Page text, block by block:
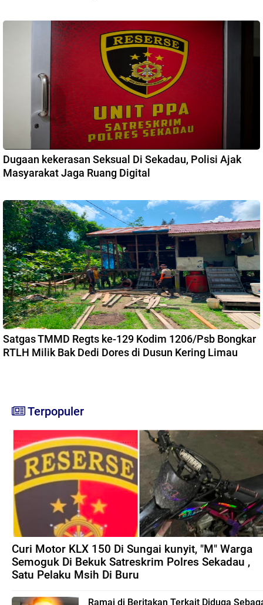
Dugaan kekerasan Seksual Di Sekadau, Polisi Ajak
Masyarakat Jaga Ruang Digital
Satgas TMMD Regts ke-129 Kodim 1206/Psb Bongkar
RTLH Milik Bak Dedi Dores di Dusun Kering Limau
Terpopuler
Curi Motor KLX 150 Di Sungai kunyit, "M" Warga
Semoguk Di Bekuk Satreskrim Polres Sekadau ,
Satu Pelaku Msih Di Buru
Ramai di Beritakan Terkait Diduga